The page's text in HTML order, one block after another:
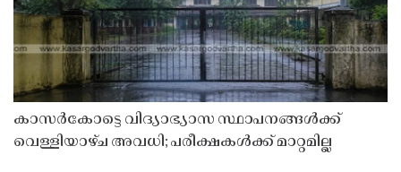
കാസർകോട്ടെ വിദ്യാഭ്യാസ സ്ഥാപനങ്ങൾക്ക്
വെള്ളിയാഴ്ച അവധി; പരീക്ഷകൾക്ക് മാറ്റമില്ല